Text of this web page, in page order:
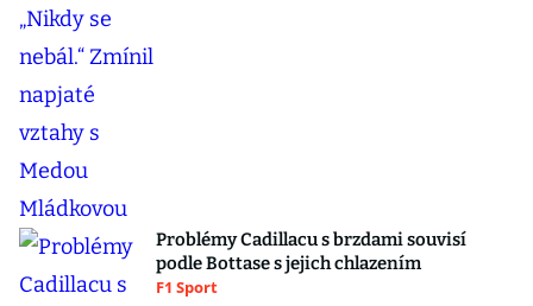
Problémy Cadillacu s brzdami souvisí
podle Bottase s jejich chlazením
F1 Sport